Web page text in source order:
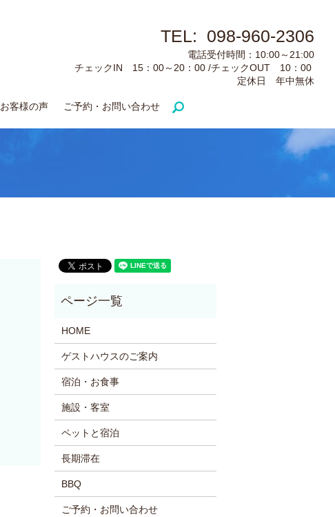
TEL: 098-960-2306
電話受付時間：10:00～21:00
チェックIN 15：00～20：00 /チェックOUT 10：00
定休日 年中無休
お客様の声 ご予約・お問い合わせ search
HOME
ゲストハウスのご案内
宿泊・お食事
施設・客室
ペットと宿泊
長期滞在
BBQ
ご予約・お問い合わせ